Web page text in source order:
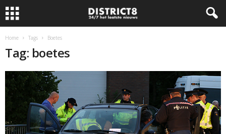
Home Tags Boetes
Tag: boetes